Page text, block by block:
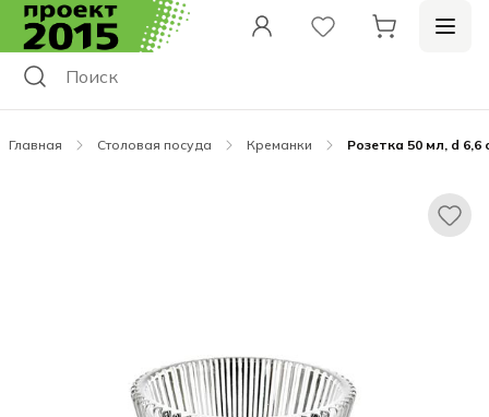
Главная Столовая посуда Креманки Розетка 50 мл, d 6,6